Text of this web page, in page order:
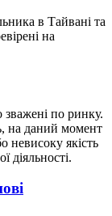
в Тайвані та
на
по ринку.
на даний момент
невисоку якість
діяльності.